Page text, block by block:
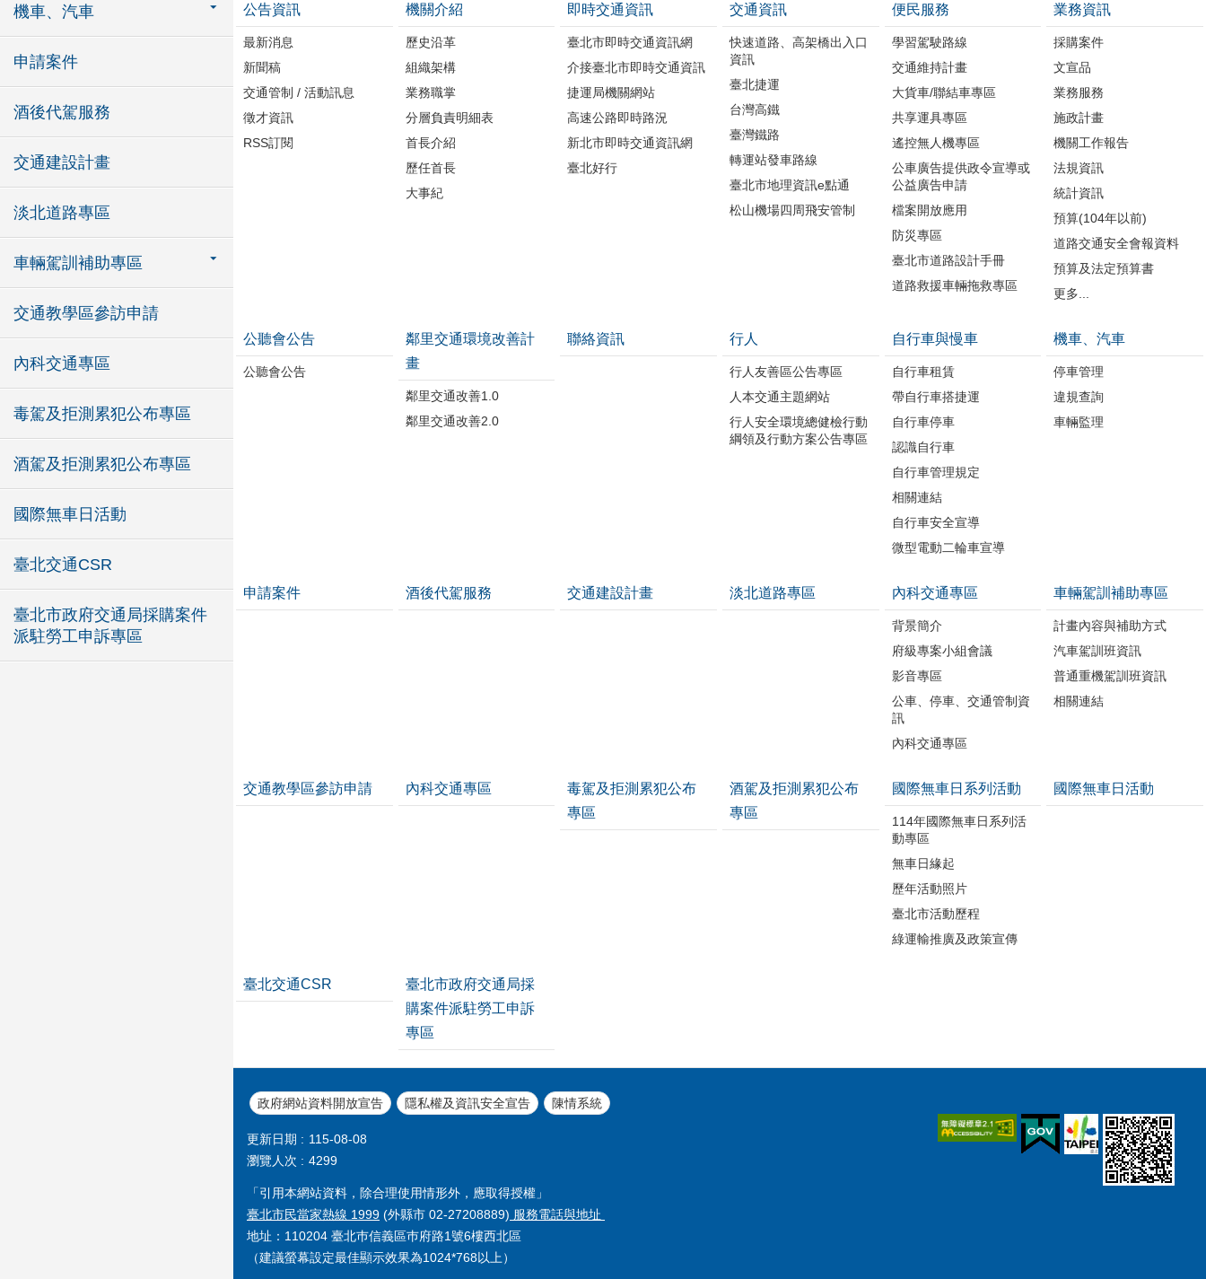
機車、汽車
申請案件
酒後代駕服務
交通建設計畫
淡北道路專區
車輛駕訓補助專區
交通教學區參訪申請
內科交通專區
毒駕及拒測累犯公布專區
酒駕及拒測累犯公布專區
國際無車日活動
臺北交通CSR
臺北市政府交通局採購案件
派駐勞工申訴專區
公告資訊
最新消息
新聞稿
交通管制 / 活動訊息
徵才資訊
RSS訂閱
機關介紹
歷史沿革
組織架構
業務職掌
分層負責明細表
首長介紹
歷任首長
大事紀
即時交通資訊
臺北市即時交通資訊網
介接臺北市即時交通資訊
捷運局機關網站
高速公路即時路況
新北市即時交通資訊網
臺北好行
交通資訊
快速道路、高架橋出入口
資訊
臺北捷運
台灣高鐵
臺灣鐵路
轉運站發車路線
臺北市地理資訊e點通
松山機場四周飛安管制
便民服務
學習駕駛路線
交通維持計畫
大貨車/聯結車專區
共享運具專區
遙控無人機專區
公車廣告提供政令宣導或
公益廣告申請
檔案開放應用
防災專區
臺北市道路設計手冊
道路救援車輛拖救專區
業務資訊
採購案件
文宣品
業務服務
施政計畫
機關工作報告
法規資訊
統計資訊
預算(104年以前)
道路交通安全會報資料
預算及法定預算書
更多...
公聽會公告
公聽會公告
鄰里交通環境改善計
畫
鄰里交通改善1.0
鄰里交通改善2.0
聯絡資訊 行人
行人友善區公告專區
人本交通主題網站
行人安全環境總健檢行動
綱領及行動方案公告專區
自行車與慢車
自行車租賃
帶自行車搭捷運
自行車停車
認識自行車
自行車管理規定
相關連結
自行車安全宣導
微型電動二輪車宣導
機車、汽車
停車管理
違規查詢
車輛監理
申請案件 酒後代駕服務 交通建設計畫 淡北道路專區 內科交通專區
背景簡介
府級專案小組會議
影音專區
公車、停車、交通管制資
訊
內科交通專區
車輛駕訓補助專區
計畫內容與補助方式
汽車駕訓班資訊
普通重機駕訓班資訊
相關連結
交通教學區參訪申請 內科交通專區
毒駕及拒測累犯公布
專區
酒駕及拒測累犯公布
專區
國際無車日系列活動
114年國際無車日系列活
動專區
無車日緣起
歷年活動照片
臺北市活動歷程
綠運輸推廣及政策宣傳
國際無車日活動
臺北交通CSR
臺北市政府交通局採
購案件派駐勞工申訴
專區
政府網站資料開放宣告 隱私權及資訊安全宣告 陳情系統
更新日期
115-08-08
瀏覽人次
4299
「引用本網站資料，除合理使用情形外，應取得授權」
臺北市民當家熱線 1999 (外縣市 02-27208889) 服務電話與地址
地址：110204 臺北巿信義區巿府路1號6樓西北區
（建議螢幕設定最佳顯示效果為1024*768以上）